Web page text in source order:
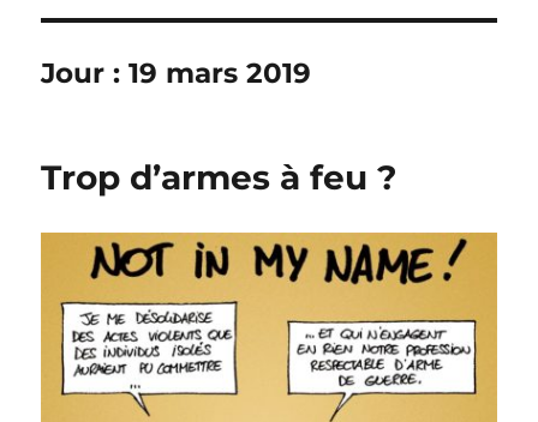
Jour :19 mars 2019
Trop d’armes à feu ?